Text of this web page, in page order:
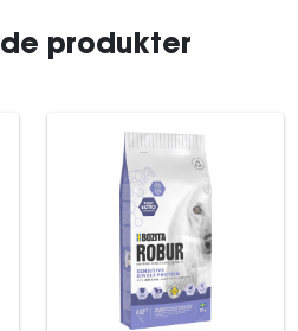
produkter